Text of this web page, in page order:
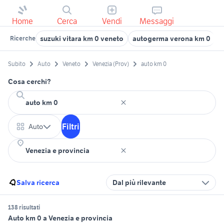
Home Cerca Vendi Messaggi
Ricerche suzuki vitara km 0 veneto autogerma verona km 0
Subito Auto Veneto Venezia (Prov) auto km 0
Cosa cerchi?
Auto Filtri
Salva ricerca Dal più rilevante
138 risultati
Auto km 0 a Venezia e provincia